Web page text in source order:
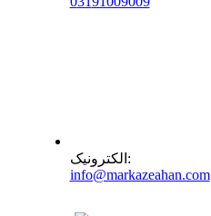
الکترونیک :
info@markazeahan.com